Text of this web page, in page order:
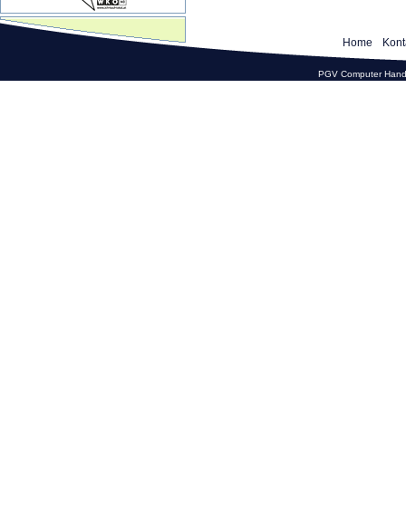
Home
PGV Computer